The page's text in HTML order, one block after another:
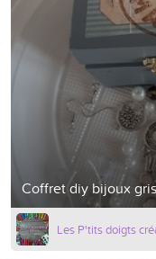
Coffret diy bijoux gris
Les P'tits doigts